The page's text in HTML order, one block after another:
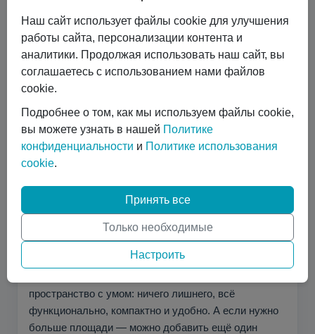
помещение можно установить, использовать,
перевезти или переставить. Для многих задач это не
просто экономия денег, а возможность быстро
получить готовое пространство без строительной
контейнерыиконтейнеры б/ус доставкой по РФ.
Почему контейнерный дом так
В контейнере есть характер. Это не обычная
бытовка и не скучная коробка. В нём чувствуется
индустриальный стиль, свобода и дух путешествий.
Контейнерный дом может быть маленьким, но очень
пространство с умом: ничего лишнего, всё
функционально, компактно и удобно. А если нужно
больше площади — можно добавить ещё один
Наш сайт использует файлы cookie для улучшения
работы сайта, персонализации контента и
аналитики. Продолжая использовать наш сайт, вы
соглашаетесь с использованием нами файлов
cookie.
Подробнее о том, как мы используем файлы cookie,
вы можете узнать в нашей Политике
конфиденциальности и Политике использования
cookie.
Принять все
Только необходимые
Настроить